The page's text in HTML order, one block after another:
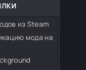
из Steam
мода на